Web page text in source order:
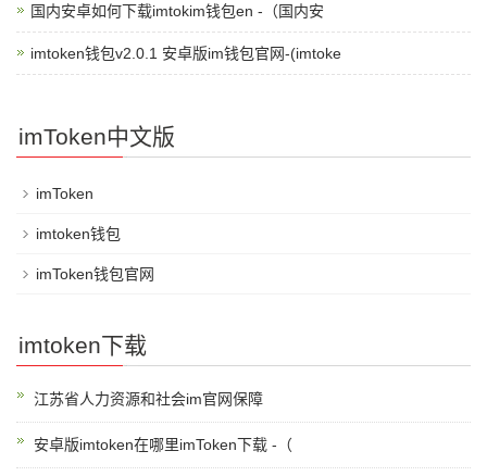
国内安卓如何下载imtokim钱包en -（国内安
imtoken钱包v2.0.1 安卓版im钱包官网-(imtoke
imToken中文版
imToken
imtoken钱包
imToken钱包官网
imtoken下载
江苏省人力资源和社会im官网保障
安卓版imtoken在哪里imToken下载 -（